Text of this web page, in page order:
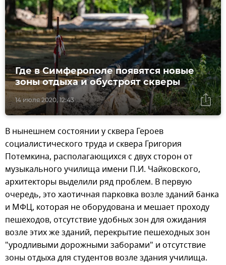
14 июля 2020, 12:43
Где в Симферополе появятся новые
зоны отдыха и обустроят скверы
В нынешнем состоянии у сквера Героев
социалистического труда и сквера Григория
Потемкина, располагающихся с двух сторон от
музыкального училища имени П.И. Чайковского,
архитекторы выделили ряд проблем. В первую
очередь, это хаотичная парковка возле зданий банка
и МФЦ, которая не оборудована и мешает проходу
пешеходов, отсутствие удобных зон для ожидания
возле этих же зданий, перекрытие пешеходных зон
"уродливыми дорожными заборами" и отсутствие
зоны отдыха для студентов возле здания училища.